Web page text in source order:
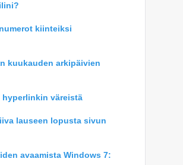
kiinteiksi
kuukauden arkipäivien
hyperlinkin väreistä
lauseen lopusta sivun
avaamista Windows 7: